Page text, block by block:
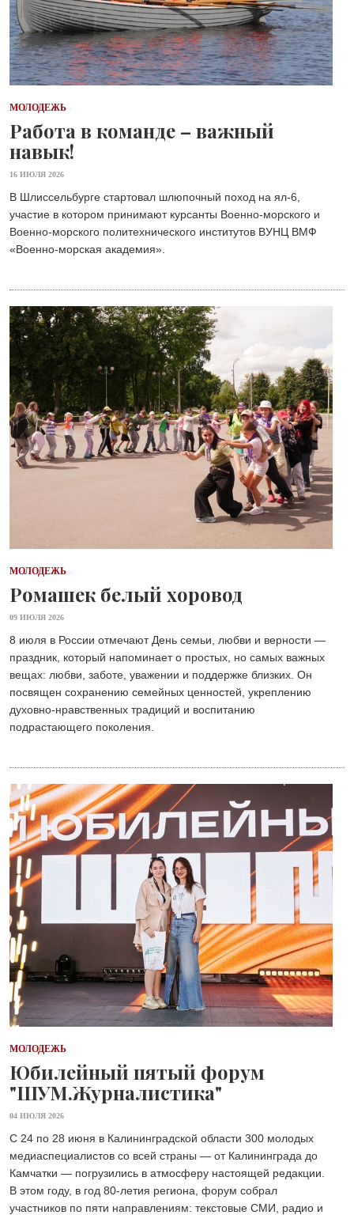
МОЛОДЕЖЬ
Работа в команде – важный
навык!
16 ИЮЛЯ 2026
В Шлиссельбурге стартовал шлюпочный поход на ял-6,
участие в котором принимают курсанты Военно-морского и
Военно-морского политехнического институтов ВУНЦ ВМФ
«Военно-морская академия».
МОЛОДЕЖЬ
Ромашек белый хоровод
09 ИЮЛЯ 2026
8 июля в России отмечают День семьи, любви и верности —
праздник, который напоминает о простых, но самых важных
вещах: любви, заботе, уважении и поддержке близких. Он
посвящен сохранению семейных ценностей, укреплению
духовно-нравственных традиций и воспитанию
подрастающего поколения.
МОЛОДЕЖЬ
Юбилейный пятый форум
"ШУМ.Журналистика"
04 ИЮЛЯ 2026
С 24 по 28 июня в Калининградской области 300 молодых
медиаспециалистов со всей страны — от Калининграда до
Камчатки — погрузились в атмосферу настоящей редакции.
В этом году, в год 80-летия региона, форум собрал
участников по пяти направлениям: текстовые СМИ, радио и